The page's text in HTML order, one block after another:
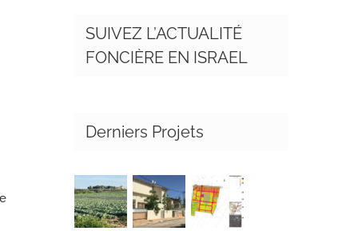
SUIVEZ L’ACTUALITÉ
FONCIÈRE EN ISRAEL
Derniers Projets